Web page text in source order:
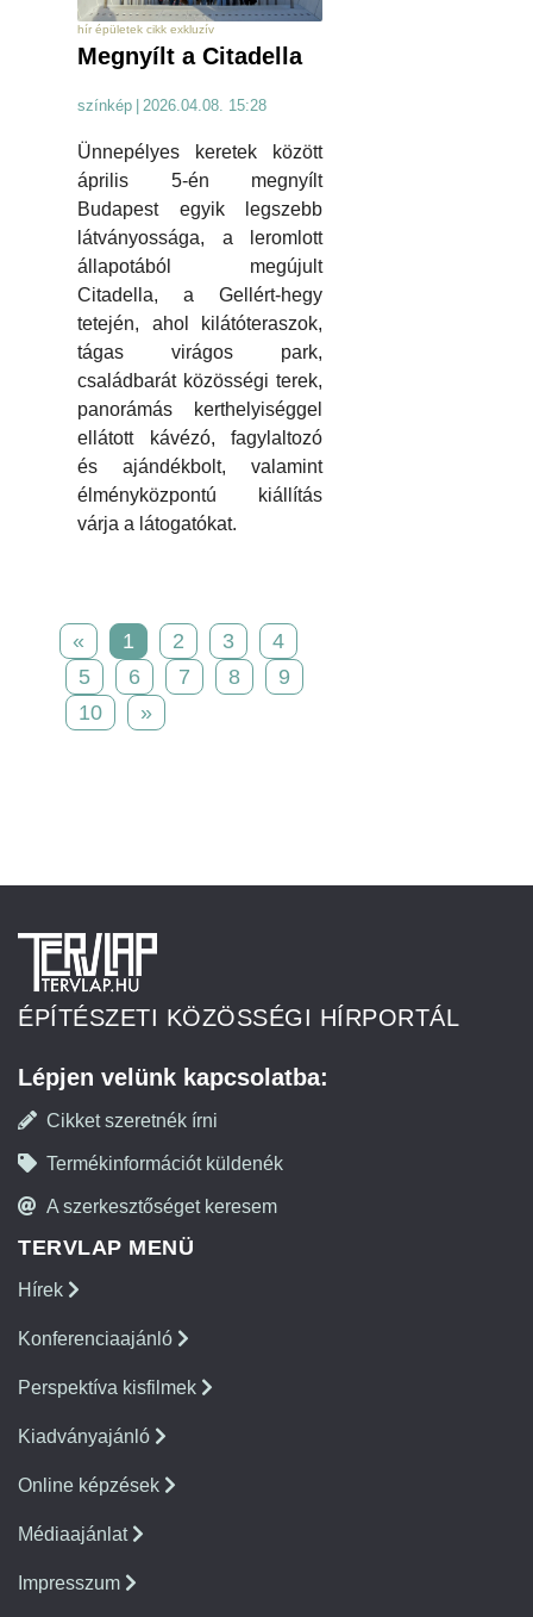
hír épületek cikk exkluzív
Megnyílt a Citadella
színkép 2026.04.08. 15:28
Ünnepélyes keretek között
április 5-én megnyílt
Budapest egyik legszebb
látványossága, a leromlott
állapotából megújult
Citadella, a Gellért-hegy
tetején, ahol kilátóteraszok,
tágas virágos park,
családbarát közösségi terek,
panorámás kerthelyiséggel
ellátott kávézó, fagylaltozó
és ajándékbolt, valamint
élményközpontú kiállítás
várja a látogatókat.
« 1 2 3
4
5
6 7 8
9
10
»
ÉPÍTÉSZETI KÖZÖSSÉGI HÍRPORTÁL
Lépjen velünk kapcsolatba:
Cikket szeretnék írni
Termékinformációt küldenék
A szerkesztőséget keresem
TERVLAP MENÜ
Hírek
Konferenciaajánló
Perspektíva kisfilmek
Kiadványajánló
Online képzések
Médiaajánlat
Impresszum